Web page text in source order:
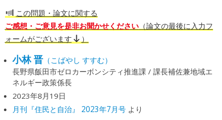
この問題・論文に関する
ご感想・ご意見を是非お聞かせください（論文の最後に入力フ
ォームがございます
）
小林 晋（こばやし すすむ）
長野県飯田市ゼロカーボンシティ推進課 / 課長補佐兼地域エ
ネルギー政策係長
2023年8月19日
月刊『住民と自治』 2023年7月号より